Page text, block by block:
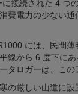
接続された 4 つ
費電力の少ない
には、民間
線から 6 度下に
タロガーは、こ
の厳しい山道に